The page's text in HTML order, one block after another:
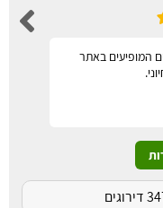
המופיעים באתר